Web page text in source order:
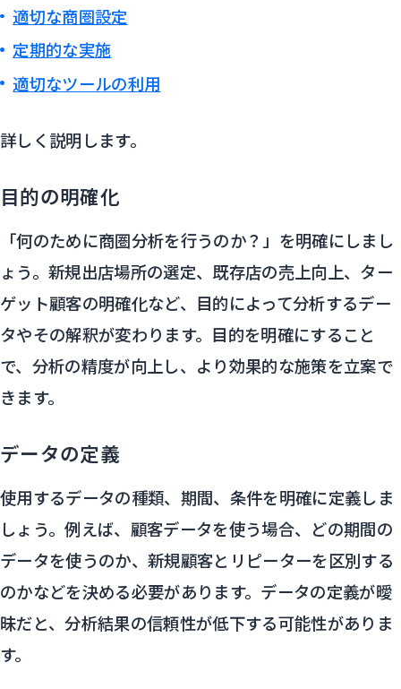
適切な商圏設定
定期的な実施
適切なツールの利用
詳しく説明します。
目的の明確化
「何のために商圏分析を行うのか？」を明確にしまし
ょう。新規出店場所の選定、既存店の売上向上、ター
ゲット顧客の明確化など、目的によって分析するデー
タやその解釈が変わります。目的を明確にすること
で、分析の精度が向上し、より効果的な施策を立案で
きます。
データの定義
使用するデータの種類、期間、条件を明確に定義しま
しょう。例えば、顧客データを使う場合、どの期間の
データを使うのか、新規顧客とリピーターを区別する
のかなどを決める必要があります。データの定義が曖
昧だと、分析結果の信頼性が低下する可能性がありま
す。